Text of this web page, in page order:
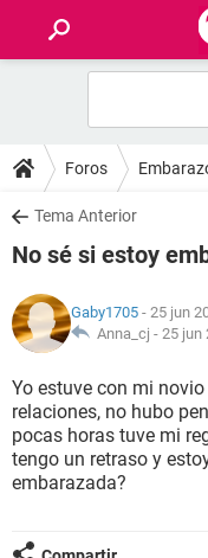
FOROS
SALUD
NUTRICIÓN
BIENESTAR
SEXUALIDAD
Foros
Tema Anterior
No sé si estoy
Gaby1705 - 25 jun
Anna_cj - 25 jun
Yo estuve con mi
relaciones, no hubo
pocas horas tuve mi
tengo un retraso y
embarazada?